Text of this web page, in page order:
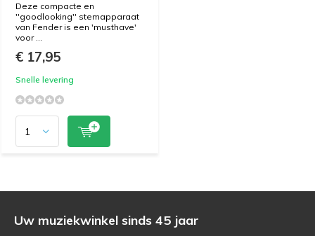
Deze compacte en
''goodlooking'' stemapparaat
van Fender is een 'musthave'
voor ...
€ 17,95
Snelle levering
Uw muziekwinkel sinds 45 jaar